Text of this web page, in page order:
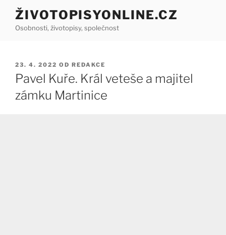
Přejít
obsahu
ŽIVOTOPISYONLINE.CZ
Osobnosti, životopisy, společnost
PUBLIKOVÁNO
23. 4. 2022 OD REDAKCE
Pavel Kuře. Král veteše a majitel
zámku Martinice